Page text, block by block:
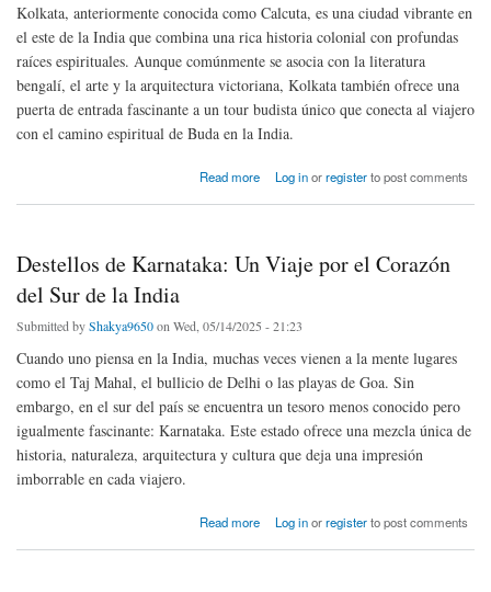
Kolkata, anteriormente conocida como Calcuta, es una ciudad vibrante en
el este de la India que combina una rica historia colonial con profundas
raíces espirituales. Aunque comúnmente se asocia con la literatura
bengalí, el arte y la arquitectura victoriana, Kolkata también ofrece una
puerta de entrada fascinante a un tour budista único que conecta al viajero
con el camino espiritual de Buda en la India.
Read more
about Tour Budista con Kolkata: Un Viaje Espiritual al Corazón del Budismo en la India
Log inorregisterto post comments
Destellos de Karnataka: Un Viaje por el Corazón
del Sur de la India
Submitted byShakya9650on Wed, 05/14/2025 - 21:23
Cuando uno piensa en la India, muchas veces vienen a la mente lugares
como el Taj Mahal, el bullicio de Delhi o las playas de Goa. Sin
embargo, en el sur del país se encuentra un tesoro menos conocido pero
igualmente fascinante: Karnataka. Este estado ofrece una mezcla única de
historia, naturaleza, arquitectura y cultura que deja una impresión
imborrable en cada viajero.
Read more
about Destellos de Karnataka: Un Viaje por el Corazón del Sur de la India
Log inorregisterto post comments